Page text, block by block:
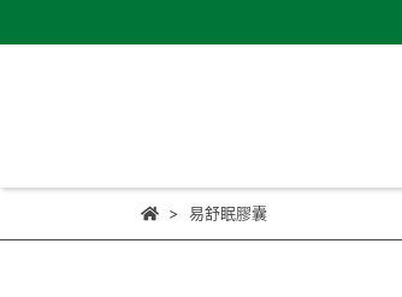
易舒眠膠囊